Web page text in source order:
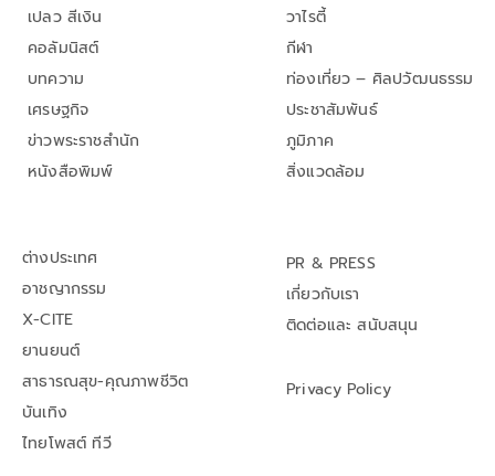
เปลว สีเงิน
คอลัมนิสต์
บทความ
เศรษฐกิจ
ข่าวพระราชสำนัก
หนังสือพิมพ์
วาไรตี้
กีฬา
ท่องเที่ยว – ศิลปวัฒนธรรม
ประชาสัมพันธ์
ภูมิภาค
สิ่งแวดล้อม
ต่างประเทศ
อาชญากรรม
X-CITE
ยานยนต์
สาธารณสุข-คุณภาพชีวิต
บันเทิง
ไทยโพสต์ ทีวี
PR & PRESS
เกี่ยวกับเรา
ติดต่อและ สนับสนุน
Privacy Policy